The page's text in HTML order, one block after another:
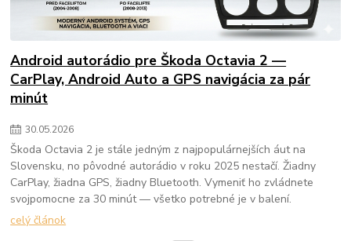
Android autorádio pre Škoda Octavia 2 —
CarPlay, Android Auto a GPS navigácia za pár
minút
30.05.2026
Škoda Octavia 2 je stále jedným z najpopulárnejších áut na
Slovensku, no pôvodné autorádio v roku 2025 nestačí. Žiadny
CarPlay, žiadna GPS, žiadny Bluetooth. Vymeniť ho zvládnete
svojpomocne za 30 minút — všetko potrebné je v balení.
celý článok